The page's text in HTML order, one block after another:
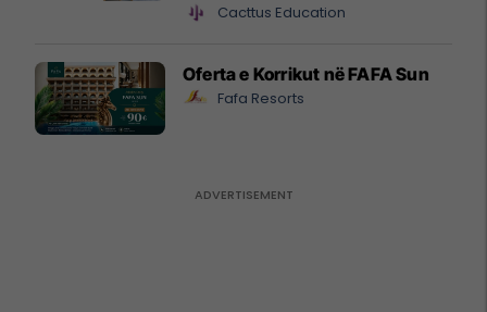
Cacttus Education
Oferta e Korrikut në FAFA Sun
Fafa Resorts